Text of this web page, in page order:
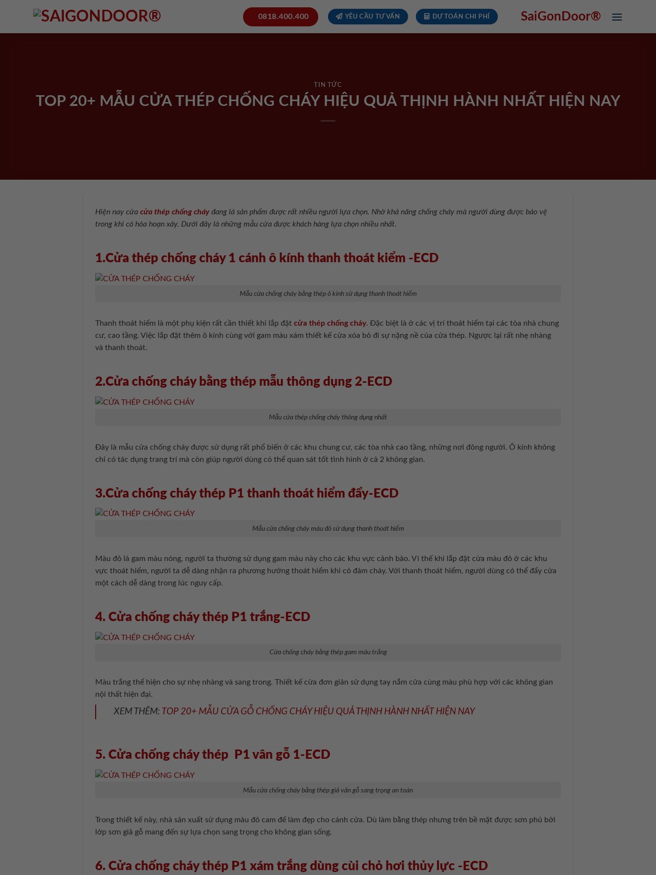
0818.400.400 YÊU CẦU TƯ VẤN DỰ TOÁN CHI PHÍ SaiGonDoor®
TIN TỨC
TOP 20+ MẪU CỬA THÉP CHỐNG CHÁY HIỆU QUẢ THỊNH HÀNH NHẤT HIỆN NAY
Hiện nay cửacửa thép chống cháyđang là sản phẩm được rất nhiều người lựa chọn. Nhờ khả năng chống cháy mà người dùng được bảo vệ
trong khi có hỏa hoạn xảy. Dưới đây là những mẫu cửa được khách hàng lựa chọn nhiều nhất.
1.Cửa thép chống cháy 1 cánh ô kính thanh thoát kiểm -ECD
Mẫu cửa chống cháy bằng thép ô kính sử dụng thanh thoát hiểm
Thanh thoát hiểm là một phụ kiện rất cần thiết khi lắp đặtcửa thép chống cháy. Đặc biệt là ở các vị trí thoát hiểm tại các tòa nhà chung
cư, cao tầng. Việc lắp đặt thêm ô kính cùng với gam màu xám thiết kế cửa xóa bỏ đi sự nặng nề của cửa thép. Ngược lại rất nhẹ nhàng
và thanh thoát.
2.Cửa chống cháy bằng thép mẫu thông dụng 2-ECD
Mẫu cửa thép chống cháy thông dụng nhất
Đây là mẫu cửa chống cháy được sử dụng rất phổ biến ở các khu chung cư, các tòa nhà cao tầng, những nơi đông người. Ô kính không
chỉ có tác dụng trang trí mà còn giúp người dùng có thể quan sát tốt tình hình ở cả 2 không gian.
3.Cửa chống cháy thép P1 thanh thoát hiểm đẩy-ECD
Mẫu cửa chống cháy màu đỏ sử dụng thanh thoát hiểm
Màu đỏ là gam màu nóng, người ta thường sử dụng gam màu này cho các khu vực cảnh bảo. Vì thế khi lắp đặt cửa màu đỏ ở các khu
vực thoát hiểm, người ta dễ dàng nhận ra phương hướng thoát hiểm khi có đám cháy. Với thanh thoát hiểm, người dùng có thể đẩy cửa
một cách dễ dàng trong lúc nguy cấp.
4. Cửa chống cháy thép P1 trắng-ECD
Cửa chống cháy bằng thép gam màu trắng
Màu trắng thể hiện cho sự nhẹ nhàng và sang trong. Thiết kế cửa đơn giản sử dụng tay nắm cửa cùng màu phù hợp với các không gian
nội thất hiện đại.
XEM THÊM: TOP 20+ MẪU CỬA GỖ CHỐNG CHÁY HIỆU QUẢ THỊNH HÀNH NHẤT HIỆN NAY
5. Cửa chống cháy thép P1 vân gỗ 1-ECD
Mẫu cửa chống cháy bằng thép giả vân gỗ sang trọng an toàn
Trong thiết kế này, nhà sản xuất sử dụng màu đỏ cam để làm đẹp cho cánh cửa. Dù làm bằng thép nhưng trên bề mặt được sơn phủ bởi
lớp sơn giả gỗ mang đến sự lựa chọn sang trọng cho không gian sống.
6. Cửa chống cháy thép P1 xám trắng dùng cùi chỏ hơi thủy lực -ECD